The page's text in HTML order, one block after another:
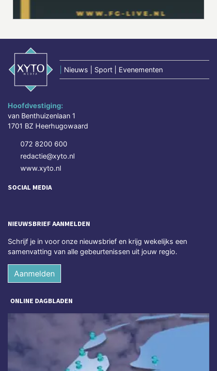
Nieuws | Sport | Evenementen
Hoofdvestiging:
van Benthuizenlaan 1
1701 BZ Heerhugowaard
072 8200 600
redactie@xyto.nl
www.xyto.nl
SOCIAL MEDIA
NIEUWSBRIEF AANMELDEN
Schrijf je in voor onze nieuwsbrief en krijg wekelijks een
samenvatting van alle gebeurtenissen uit jouw regio.
Aanmelden
ONLINE DAGBLADEN